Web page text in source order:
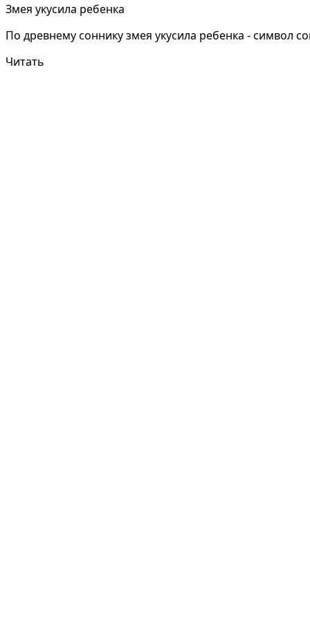
Змея укусила ребенка
По древнему соннику змея укусила ребенка - символ
Читать